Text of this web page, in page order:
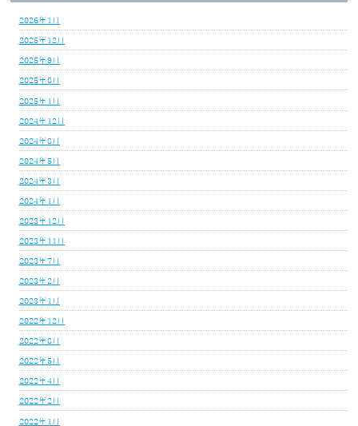
2026年1月
2025年12月
2025年9月
2025年8月
2025年1月
2024年12月
2024年8月
2024年5月
2024年3月
2024年1月
2023年12月
2023年11月
2023年7月
2023年2月
2023年1月
2022年12月
2022年8月
2022年5月
2022年4月
2022年2月
2022年1月